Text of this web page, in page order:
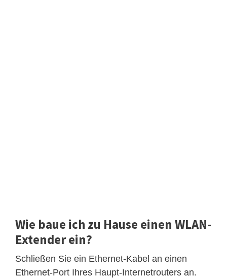
Wie baue ich zu Hause einen WLAN-
Extender ein?
Schließen Sie ein Ethernet-Kabel an einen
Ethernet-Port Ihres Haupt-Internetrouters an.